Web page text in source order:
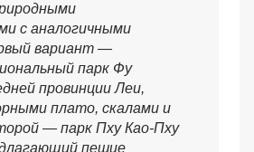
с аналогичными
вариант —
парк Фу
провинции Леи,
плато, скалами и
— парк Пху Као-Пху
пешие